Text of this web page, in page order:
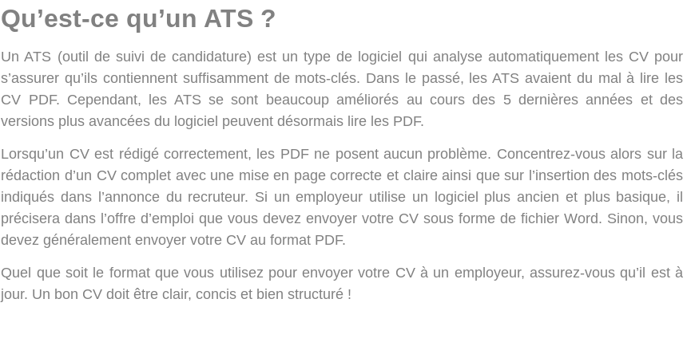
Qu’est-ce qu’un ATS ?
Un ATS (outil de suivi de candidature) est un type de logiciel qui analyse automatiquement les CV pour
s’assurer qu’ils contiennent suffisamment de mots-clés. Dans le passé, les ATS avaient du mal à lire les
CV PDF. Cependant, les ATS se sont beaucoup améliorés au cours des 5 dernières années et des
versions plus avancées du logiciel peuvent désormais lire les PDF.
Lorsqu’un CV est rédigé correctement, les PDF ne posent aucun problème. Concentrez-vous alors sur la
rédaction d’un CV complet avec une mise en page correcte et claire ainsi que sur l’insertion des mots-clés
indiqués dans l’annonce du recruteur. Si un employeur utilise un logiciel plus ancien et plus basique, il
précisera dans l’offre d’emploi que vous devez envoyer votre CV sous forme de fichier Word. Sinon, vous
devez généralement envoyer votre CV au format PDF.
Quel que soit le format que vous utilisez pour envoyer votre CV à un employeur, assurez-vous qu’il est à
jour. Un bon CV doit être clair, concis et bien structuré !